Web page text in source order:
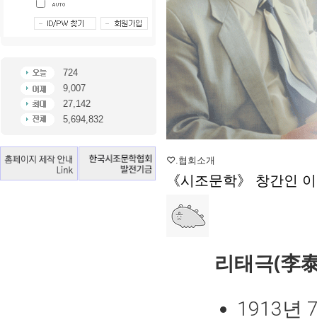
724
9,007
27,142
5,694,832
♡.협회소개
《시조문학》 창간인
리태극(李
1913년